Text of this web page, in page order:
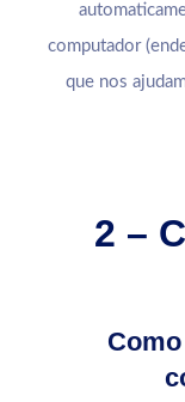
computador
que nos
2 –